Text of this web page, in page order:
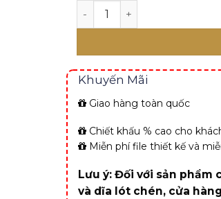
out of 5
Ca bia Minh Long 0.36 L -
Khuyến Mãi
Giao hàng toàn quốc
Chiết khấu % cao cho
Miễn phí file thiết kế và
Lưu ý: Đối với sản phẩm
và dĩa lót chén, cửa